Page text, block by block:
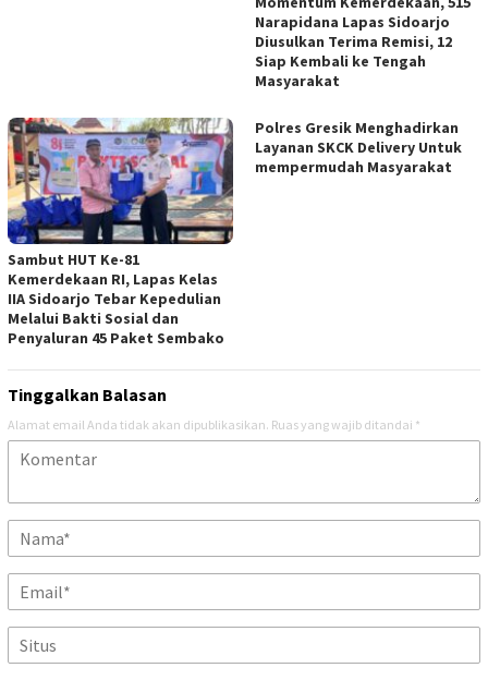
Narapidana Lapas Sidoarjo
Diusulkan Terima Remisi, 12
Siap Kembali ke Tengah
Masyarakat
Sambut HUT Ke-81
Kemerdekaan RI, Lapas Kelas
IIA Sidoarjo Tebar Kepedulian
Melalui Bakti Sosial dan
Penyaluran 45 Paket Sembako
Polres Gresik Menghadirkan
Layanan SKCK Delivery Untuk
mempermudah Masyarakat
Tinggalkan Balasan
Alamat email Anda tidak akan dipublikasikan. Ruas yang wajib ditandai *